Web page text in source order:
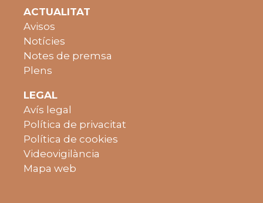
ACTUALITAT
Avisos
Notícies
Notes de premsa
Plens
LEGAL
Avís legal
Política de privacitat
Política de cookies
Videovigilància
Mapa web